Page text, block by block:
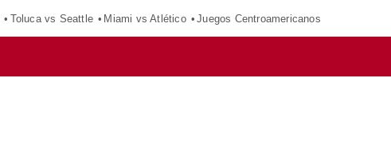
Toluca vs Seattle Miami vs Atlético Juegos Centroamericanos